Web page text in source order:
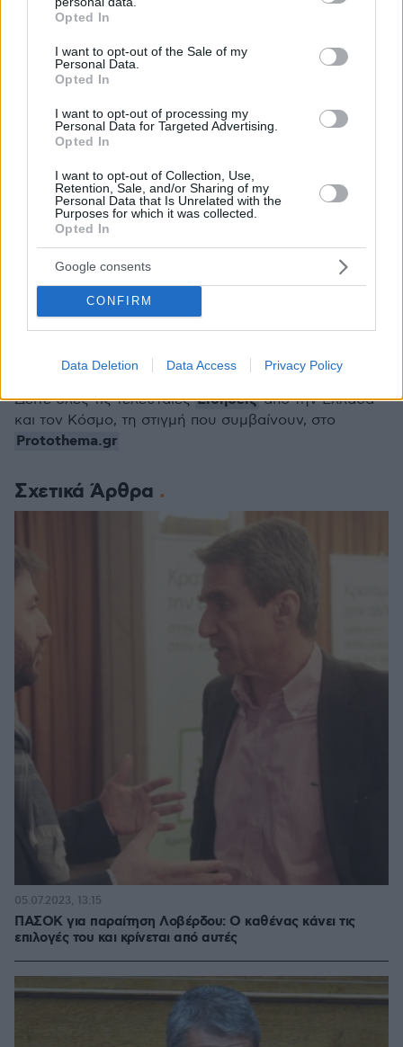
grant or deny consent to Google and its third-party tags to
use your data for below specified purposes in below Google
consent section.
Opted In
I want to opt-out of the Sale of my
Personal Data.
Opted In
I want to opt-out of processing my
Personal Data for Targeted Advertising.
Opted In
I want to opt-out of Collection, Use,
Retention, Sale, and/or Sharing of my
Personal Data that Is Unrelated with the
Purposes for which it was collected.
Opted In
Google consents
CONFIRM
Data Deletion Data Access Privacy Policy
μικρού» - Θρήνος για τα αδέλφια που «έφυγαν»
σε 6 ώρες
Τα πρώτα 24ωρα της νέας Βουλής: H
τα... στυλιστικά
Σάλος στην Ιταλία για τον υφυπουργό
Πολιτισμού: Έχω κοιμηθεί με 1.500 γυναίκες,
«όργανο γνώσης» το ανδρικό μόριο
Σχετικά Άρθρα
ΠΑΣΟΚ για παραίτηση Λοβέρδου: Ο καθένας κάνει τις
επιλογές του και κρίνεται από αυτές
05.07.2023, 13:15
και μάθετε πρώτοι όλες τις ειδήσεις
Δείτε όλες τις τελευταίεςΕιδήσειςαπό την Ελλάδα
και τον Κόσμο, τη στιγμή που συμβαίνουν, στο
Protothema.gr